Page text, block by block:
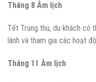
Tháng 8 Âm lịch
Tết Trung thu, du khách có
lành và tham gia các hoạt
Tháng 11 Âm lịch